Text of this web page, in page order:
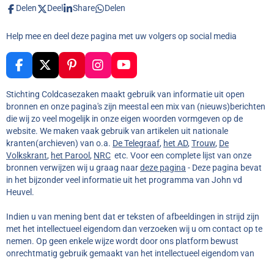
Delen Deel Share Delen
Help mee en deel deze pagina met uw volgers op social media
F
a
c
e
b
o
o
k
X
P
i
n
t
e
r
e
s
t
I
n
s
t
a
g
r
a
m
Y
o
u
T
u
b
e
Stichting Coldcasezaken maakt gebruik van informatie uit open
bronnen en onze pagina's zijn meestal een mix van (nieuws)berichten
die wij zo veel mogelijk in onze eigen woorden vormgeven op de
website. We maken vaak gebruik van artikelen uit nationale
kranten(archieven) van o.a. De Telegraaf, het AD, Trouw, De
Volkskrant, het Parool, NRC etc. Voor een complete lijst van onze
bronnen verwijzen wij u graag naardeze pagina - Deze pagina bevat
in het bijzonder veel informatie uit het programma van John vd
Heuvel.
Indien u van mening bent dat er teksten of afbeeldingen in strijd zijn
met het intellectueel eigendom dan verzoeken wij u om contact op te
nemen. Op geen enkele wijze wordt door ons platform bewust
onrechtmatig gebruik gemaakt van het intellectueel eigendom van